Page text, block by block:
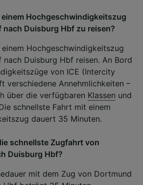
Hochgeschwindigkeitszug
Duisburg Hbf zu reisen?
Hochgeschwindigkeitszug
Duisburg Hbf reisen. An Bord
von ICE (Intercity
verschiedene Annehmlichkeiten –
über die verfügbaren Klassen und
schnellste Fahrt mit einem
dauert 35 Minuten.
schnellste Zugfahrt von
Duisburg Hbf?
mit dem Zug von Dortmund